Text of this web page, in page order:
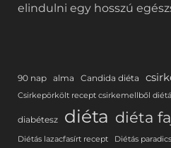
elindulni egy hosszú
90 nap alma Candida diéta
Csirkepörkölt recept csirkemellből
diabétesz diéta diéta
Diétás lazacfasírt recept Diétás